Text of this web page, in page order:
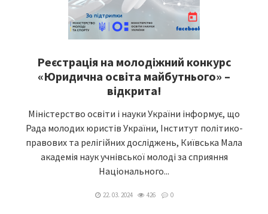
Реєстрація на молодіжний конкурс
«Юридична освіта майбутнього» –
відкрита!
Міністерство освіти і науки України інформує, що
Рада молодих юристів України, Інститут політико-
правових та релігійних досліджень, Київська Мала
академія наук учнівської молоді за сприяння
Національного...
22. 03. 2024 426 0